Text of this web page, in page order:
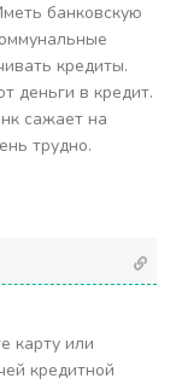
банковскую
кредиты.
деньги в кредит.
сажает на
трудно.
карту или
кредитной